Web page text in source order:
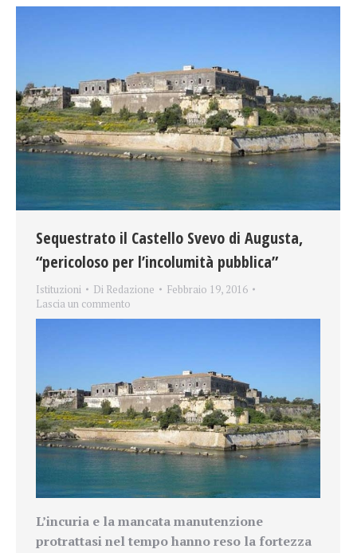
Sequestrato il Castello Svevo di Augusta,
“pericoloso per l’incolumità pubblica”
Istituzioni Di Redazione
Febbraio 19, 2016
Lascia un commento
L’incuria e la mancata manutenzione
protrattasi nel tempo hanno reso la fortezza